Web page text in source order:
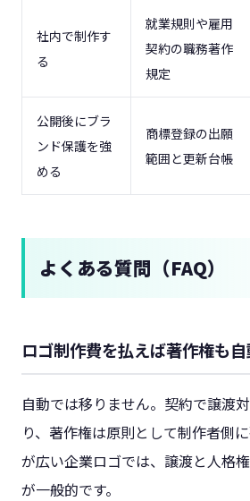
社内で制作す
る
就業規則や雇用
契約の職務著作
規定
公開後にブラ
ンド保護を強
める
商標登録の出願
範囲と更新台帳
よくある質問（FAQ）
ロゴ制作費を払えば著作権も
自動では移りません。契約で譲渡
り、著作権は原則として制作者側
が広い企業ロゴでは、譲渡と人格
が一般的です。